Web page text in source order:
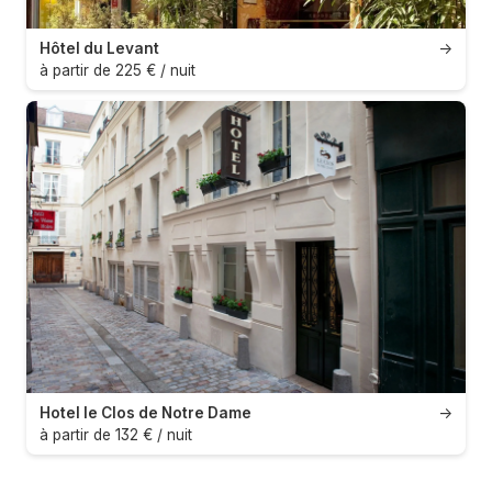
→
Hôtel du Levant
à partir de 225 € / nuit
→
Hotel le Clos de Notre Dame
à partir de 132 € / nuit